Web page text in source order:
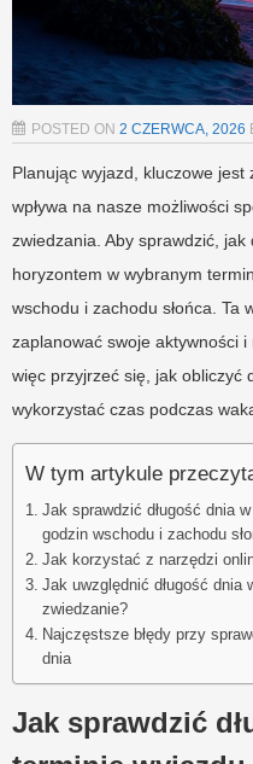
POSTED ON 2 CZERWCA, 2026
Planując wyjazd, kluczowe jest
wpływa na nasze możliwości
zwiedzania. Aby sprawdzić, jak
horyzontem w wybranym
wschodu i zachodu słońca. Ta
zaplanować swoje aktywności
więc przyjrzeć się, jak obliczyć
wykorzystać czas podczas
W tym artykule
Jak sprawdzić długość dnia
godzin wschodu i zachodu
Jak korzystać z narzędzi
Jak uwzględnić długość dnia
zwiedzanie?
Najczęstsze błędy przy
dnia
Jak sprawdzić